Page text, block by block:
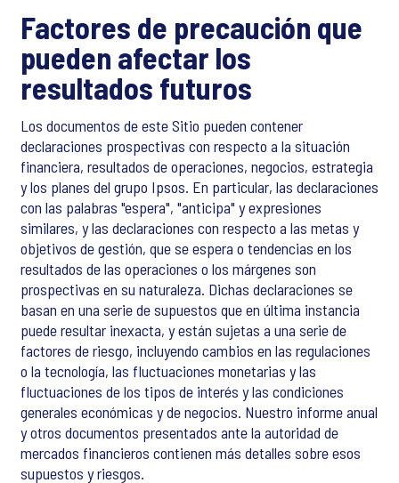
Factores de precaución que
pueden afectar los
resultados futuros
Los documentos de este Sitio pueden contener
declaraciones prospectivas con respecto a la situación
financiera, resultados de operaciones, negocios, estrategia
y los planes del grupo Ipsos. En particular, las declaraciones
con las palabras "espera", "anticipa" y expresiones
similares, y las declaraciones con respecto a las metas y
objetivos de gestión, que se espera o tendencias en los
resultados de las operaciones o los márgenes son
prospectivas en su naturaleza. Dichas declaraciones se
basan en una serie de supuestos que en última instancia
puede resultar inexacta, y están sujetas a una serie de
factores de riesgo, incluyendo cambios en las regulaciones
o la tecnología, las fluctuaciones monetarias y las
fluctuaciones de los tipos de interés y las condiciones
generales económicas y de negocios. Nuestro informe anual
y otros documentos presentados ante la autoridad de
mercados financieros contienen más detalles sobre esos
supuestos y riesgos.